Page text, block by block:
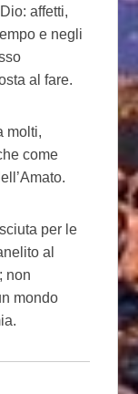
affetti,
e negli
al fare.
molti,
come
per le
al
non
mondo